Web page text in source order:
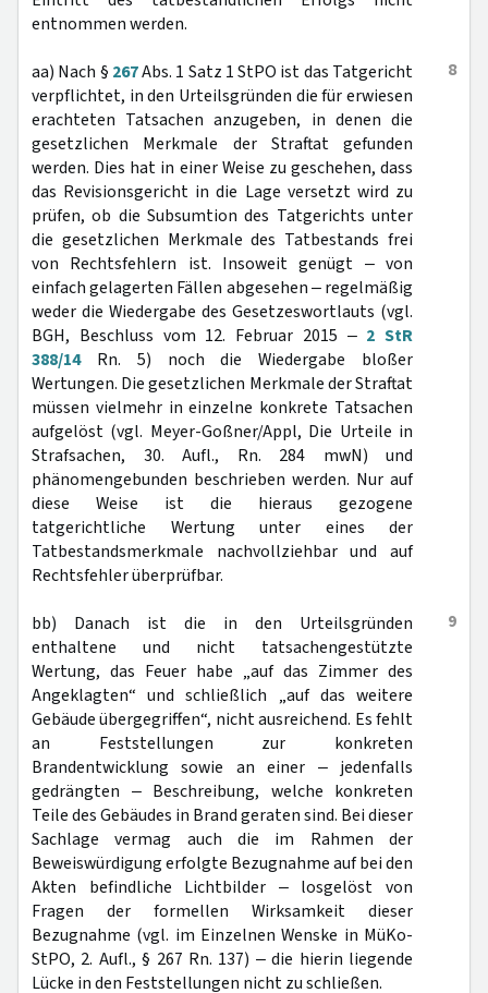
entnommen werden.
8
aa) Nach § 267Abs. 1 Satz 1 StPO ist das Tatgericht
verpflichtet, in den Urteilsgründen die für erwiesen
erachteten Tatsachen anzugeben, in denen die
gesetzlichen Merkmale der Straftat gefunden
werden. Dies hat in einer Weise zu geschehen, dass
das Revisionsgericht in die Lage versetzt wird zu
prüfen, ob die Subsumtion des Tatgerichts unter
die gesetzlichen Merkmale des Tatbestands frei
von Rechtsfehlern ist. Insoweit genügt ‒ von
einfach gelagerten Fällen abgesehen ‒ regelmäßig
weder die Wiedergabe des Gesetzeswortlauts (vgl.
BGH, Beschluss vom 12. Februar 2015 ‒ 2 StR
388/14Rn. 5) noch die Wiedergabe bloßer
Wertungen. Die gesetzlichen Merkmale der Straftat
müssen vielmehr in einzelne konkrete Tatsachen
aufgelöst (vgl. Meyer-Goßner/Appl, Die Urteile in
Strafsachen, 30. Aufl., Rn. 284 mwN) und
phänomengebunden beschrieben werden. Nur auf
diese Weise ist die hieraus gezogene
tatgerichtliche Wertung unter eines der
Tatbestandsmerkmale nachvollziehbar und auf
Rechtsfehler überprüfbar.
9
bb) Danach ist die in den Urteilsgründen
enthaltene und nicht tatsachengestützte
Wertung, das Feuer habe „auf das Zimmer des
Angeklagten“ und schließlich „auf das weitere
Gebäude übergegriffen“, nicht ausreichend. Es fehlt
an Feststellungen zur konkreten
Brandentwicklung sowie an einer ‒ jedenfalls
gedrängten ‒ Beschreibung, welche konkreten
Teile des Gebäudes in Brand geraten sind. Bei dieser
Sachlage vermag auch die im Rahmen der
Beweiswürdigung erfolgte Bezugnahme auf bei den
Akten befindliche Lichtbilder ‒ losgelöst von
Fragen der formellen Wirksamkeit dieser
Bezugnahme (vgl. im Einzelnen Wenske in MüKo-
StPO, 2. Aufl., § 267 Rn. 137) ‒ die hierin liegende
Lücke in den Feststellungen nicht zu schließen.